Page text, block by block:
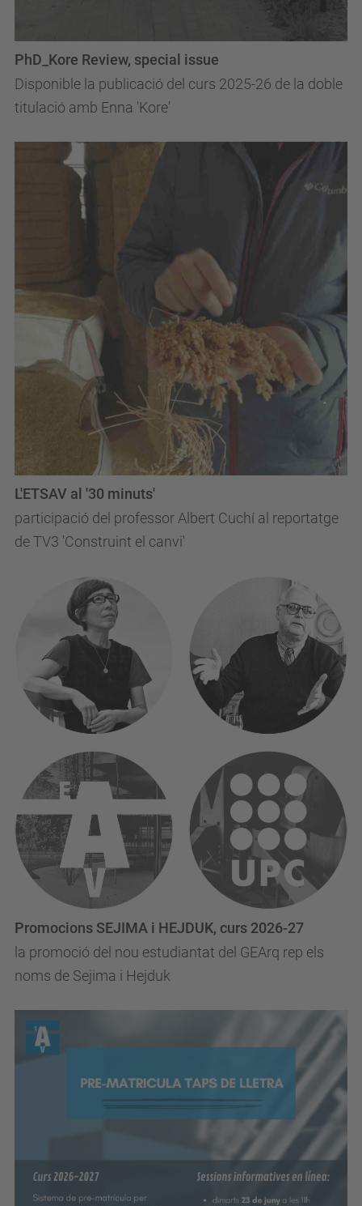
Disponible la publicació del curs 2025-26 de la doble
titulació amb Enna 'Kore'
PhD_Kore Review, special issue
participació del professor Albert Cuchí al reportatge
de TV3 'Construint el canvi'
L'ETSAV al '30 minuts'
la promoció del nou estudiantat del GEArq rep els
noms de Sejima i Hejduk
Promocions SEJIMA i HEJDUK, curs 2026-27